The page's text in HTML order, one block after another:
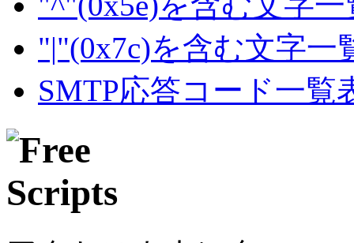
"|"(0x7c)を含む文字一
SMTP応答コード一覧